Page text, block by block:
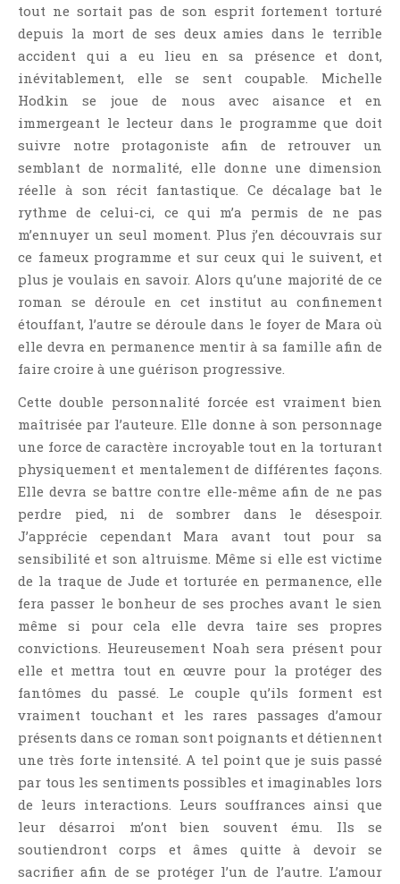
tout ne sortait pas de son esprit fortement torturé
depuis la mort de ses deux amies dans le terrible
accident qui a eu lieu en sa présence et dont,
inévitablement, elle se sent coupable. Michelle
Hodkin se joue de nous avec aisance et en
immergeant le lecteur dans le programme que doit
suivre notre protagoniste afin de retrouver un
semblant de normalité, elle donne une dimension
réelle à son récit fantastique. Ce décalage bat le
rythme de celui-ci, ce qui m’a permis de ne pas
m’ennuyer un seul moment. Plus j’en découvrais sur
ce fameux programme et sur ceux qui le suivent, et
plus je voulais en savoir. Alors qu’une majorité de ce
roman se déroule en cet institut au confinement
étouffant, l’autre se déroule dans le foyer de Mara où
elle devra en permanence mentir à sa famille afin de
faire croire à une guérison progressive.
Cette double personnalité forcée est vraiment bien
maîtrisée par l’auteure. Elle donne à son personnage
une force de caractère incroyable tout en la torturant
physiquement et mentalement de différentes façons.
Elle devra se battre contre elle-même afin de ne pas
perdre pied, ni de sombrer dans le désespoir.
J’apprécie cependant Mara avant tout pour sa
sensibilité et son altruisme. Même si elle est victime
de la traque de Jude et torturée en permanence, elle
fera passer le bonheur de ses proches avant le sien
même si pour cela elle devra taire ses propres
convictions. Heureusement Noah sera présent pour
elle et mettra tout en œuvre pour la protéger des
fantômes du passé. Le couple qu’ils forment est
vraiment touchant et les rares passages d’amour
présents dans ce roman sont poignants et détiennent
une très forte intensité. A tel point que je suis passé
par tous les sentiments possibles et imaginables lors
de leurs interactions. Leurs souffrances ainsi que
leur désarroi m’ont bien souvent ému. Ils se
soutiendront corps et âmes quitte à devoir se
sacrifier afin de se protéger l’un de l’autre. L’amour